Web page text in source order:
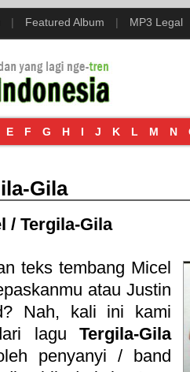
| Featured Album | MP3 Legal
E F G H I J K L M N
Gila
/ Tergila-Gila
teks tembang Micel
atauJustin
? Nah, kali ini kami
lagu Tergila-Gila
penyanyi / band